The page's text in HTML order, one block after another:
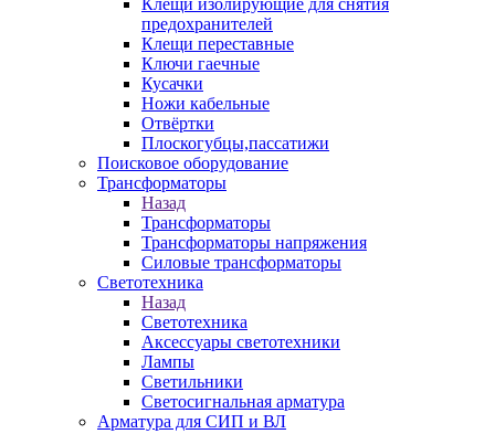
Клещи изолирующие для снятия
предохранителей
Клещи переставные
Ключи гаечные
Кусачки
Ножи кабельные
Отвёртки
Плоскогубцы,пассатижи
Поисковое оборудование
Трансформаторы
Назад
Трансформаторы
Трансформаторы напряжения
Силовые трансформаторы
Светотехника
Назад
Светотехника
Аксессуары светотехники
Лампы
Светильники
Светосигнальная арматура
Арматура для СИП и ВЛ